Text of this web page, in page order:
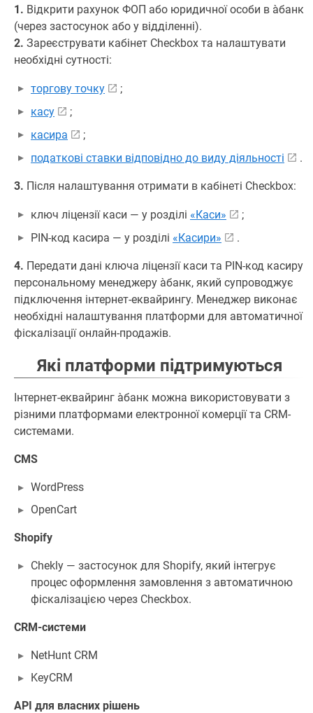
1. Відкрити рахунок ФОП або юридичної особи в àбанк
(через застосунок або у відділенні).
2. Зареєструвати кабінет Checkbox та налаштувати
необхідні сутності:
торгову точку
;
касу
;
касира
;
податкові ставки відповідно до виду діяльності
.
3. Після налаштування отримати в кабінеті Checkbox:
ключ ліцензії каси — у розділі «Каси»
;
PIN-код касира — у розділі «Касири» .
4. Передати дані ключа ліцензії каси та PIN-код касиру
персональному менеджеру àбанк, який супроводжує
підключення інтернет-еквайрингу. Менеджер виконає
необхідні налаштування платформи для автоматичної
фіскалізації онлайн-продажів.
Які платформи підтримуються
Інтернет-еквайринг àбанк можна використовувати з
різними платформами електронної комерції та CRM-
системами.
CMS
WordPress
OpenCart
Shopify
Chekly — застосунок для Shopify, який інтегрує
процес оформлення замовлення з автоматичною
фіскалізацією через Checkbox.
CRM-системи
NetHunt CRM
KeyCRM
API для власних рішень